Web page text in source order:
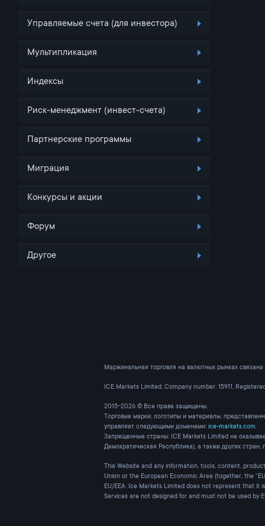
Управляемые счета (для инвестора)
Мультипликация
Индексы
Риск-менеджмент (инвест-счета)
Партнерские программы
Миграция
Конкурсы и акции
Форум
Другое
Маржинальная торговля на валютных рынках
ICE Markets Limited, Company number: 15911,
2015-2026 © Все права защищены.
Торговые марки, логотипы и материалы,
управляет следующими доменами: ice-markets.com.
Запрещенные страны: ICE Markets Limited не
Демократическая Республика), а также других
This Website and any information, tools, content,
Union or the European Economic Area (together, the
EU/EEA. Ice Markets Limited does not represent that it
Services are not designed for and must not be used by